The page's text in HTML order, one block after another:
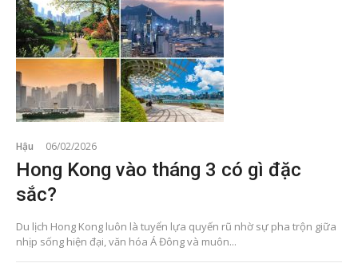
Hậu 06/02/2026
Hong Kong vào tháng 3 có gì đặc
sắc?
Du lịch Hong Kong luôn là tuyển lựa quyến rũ nhờ sự pha trộn giữa
nhịp sống hiện đại, văn hóa Á Đông và muôn...